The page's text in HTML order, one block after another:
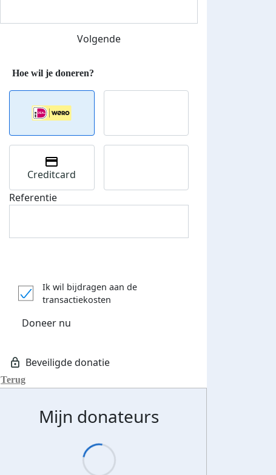
Donateurs bedankt
Volgende
Terug
Creditcard
Referentie
Ik wil bijdragen aan de
transactiekosten
Doneer nu
Mijn donateurs